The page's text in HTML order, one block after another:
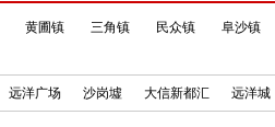
黄圃镇 三角镇 民众镇 阜沙镇
远洋广场 沙岗墟 大信新都汇 远洋城